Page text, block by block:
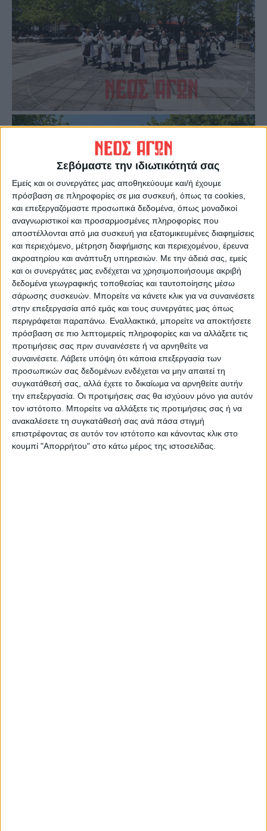
Σεβόμαστε την ιδιωτικότητά σας
Εμείς και οι συνεργάτες μας αποθηκεύουμε και/ή έχουμε
πρόσβαση σε πληροφορίες σε μια συσκευή, όπως τα cookies,
και επεξεργαζόμαστε προσωπικά δεδομένα, όπως μοναδικοί
αναγνωριστικοί και προσαρμοσμένες πληροφορίες που
αποστέλλονται από μια συσκευή για εξατομικευμένες διαφημίσεις
και περιεχόμενο, μέτρηση διαφήμισης και περιεχομένου, έρευνα
ακροατηρίου και ανάπτυξη υπηρεσιών. Με την άδειά σας, εμείς
και οι συνεργάτες μας ενδέχεται να χρησιμοποιήσουμε ακριβή
δεδομένα γεωγραφικής τοποθεσίας και ταυτοποίησης μέσω
σάρωσης συσκευών. Μπορείτε να κάνετε κλικ για να συναινέσετε
στην επεξεργασία από εμάς και τους συνεργάτες μας όπως
περιγράφεται παραπάνω. Εναλλακτικά, μπορείτε να αποκτήσετε
πρόσβαση σε πιο λεπτομερείς πληροφορίες και να αλλάξετε τις
προτιμήσεις σας πριν συναινέσετε ή να αρνηθείτε να
συναινέσετε. Λάβετε υπόψη ότι κάποια επεξεργασία των
προσωπικών σας δεδομένων ενδέχεται να μην απαιτεί τη
συγκατάθεσή σας, αλλά έχετε το δικαίωμα να αρνηθείτε αυτήν
την επεξεργασία. Οι προτιμήσεις σας θα ισχύουν μόνο για αυτόν
τον ιστότοπο. Μπορείτε να αλλάξετε τις προτιμήσεις σας ή να
ανακαλέσετε τη συγκατάθεσή σας ανά πάσα στιγμή
επιστρέφοντας σε αυτόν τον ιστότοπο και κάνοντας κλικ στο
κουμπί "Απορρήτου" στο κάτω μέρος της ιστοσελίδας.